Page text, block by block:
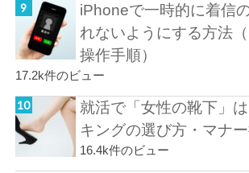
iPhoneで一時的に着信
れないようにする方法
操作手順）
17.2k件のビュー
就活で「女性の靴下」
キングの選び方・マナー
16.4k件のビュー